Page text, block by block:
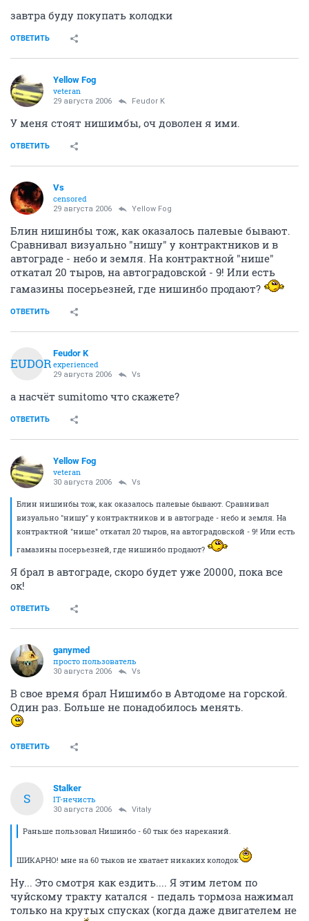
завтра буду покупать колодки
ОТВЕТИТЬ
Yellow Fog
veteran
29 августа 2006 Feudor K
У меня стоят нишимбы, оч доволен я ими.
ОТВЕТИТЬ
Vs
censored
29 августа 2006 Yellow Fog
Блин нишинбы тож, как оказалось палевые бывают.
Сравнивал визуально "нишу" у контрактников и в
автограде - небо и земля. На контрактной "нише"
откатал 20 тыров, на автоградовской - 9! Или есть
гамазины посерьезней, где нишинбо продают?
ОТВЕТИТЬ
FEUDOR
Feudor K
experienced
29 августа 2006 Vs
а насчёт sumitomo что скажете?
ОТВЕТИТЬ
Yellow Fog
veteran
30 августа 2006 Vs
Блин нишинбы тож, как оказалось палевые бывают. Сравнивал
визуально "нишу" у контрактников и в автограде - небо и земля. На
контрактной "нише" откатал 20 тыров, на автоградовской - 9! Или есть
гамазины посерьезней, где нишинбо продают?
Я брал в автограде, скоро будет уже 20000, пока все
ок!
ОТВЕТИТЬ
ganymed
просто пользователь
30 августа 2006 Vs
В свое время брал Нишимбо в Автодоме на горской.
Один раз. Больше не понадобилось менять.
ОТВЕТИТЬ
S
Stalker
IT-нечисть
30 августа 2006 Vitaly
Раньше пользовал Нишинбо - 60 тык без нареканий.
ШИКАРНО! мне на 60 тыков не хватает никаких колодок
Ну... Это смотря как ездить.... Я этим летом по
чуйскому тракту катался - педаль тормоза нажимал
только на крутых спусках (когда даже двигателем не